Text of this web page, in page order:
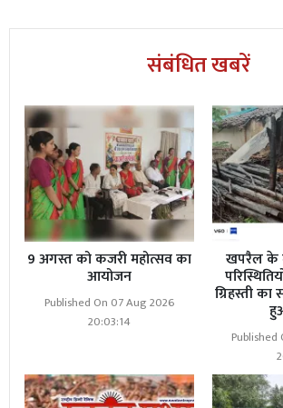
संबंधित खबरें
9 अगस्त को कजरी महोत्सव का
आयोजन
Published On 07 Aug 2026
20:03:14
खपरैल के
ग्रिहस्ती